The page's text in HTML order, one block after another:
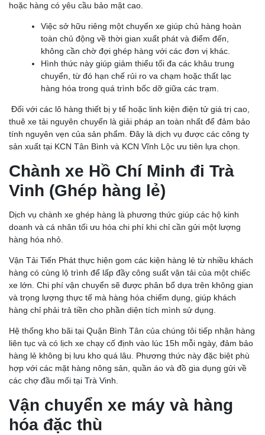
hoặc hàng có yêu cầu bảo mật cao.
Việc sở hữu riêng một chuyến xe giúp chủ hàng hoàn
toàn chủ động về thời gian xuất phát và điểm đến,
không cần chờ đợi ghép hàng với các đơn vị khác.
Hình thức này giúp giảm thiểu tối đa các khâu trung
chuyển, từ đó hạn chế rủi ro va chạm hoặc thất lạc
hàng hóa trong quá trình bốc dỡ giữa các trạm.
Đối với các lô hàng thiết bị y tế hoặc linh kiện điện tử giá trị cao,
thuê xe tải nguyên chuyến là giải pháp an toàn nhất để đảm bảo
tính nguyên vẹn của sản phẩm. Đây là dịch vụ được các công ty
sản xuất tại KCN Tân Bình và KCN Vĩnh Lộc ưu tiên lựa chọn.
Chành xe Hồ Chí Minh đi Trà
Vinh (Ghép hàng lẻ)
Dịch vụ chành xe ghép hàng là phương thức giúp các hộ kinh
doanh và cá nhân tối ưu hóa chi phí khi chỉ cần gửi một lượng
hàng hóa nhỏ.
Vận Tải Tiến Phát thực hiện gom các kiện hàng lẻ từ nhiều khách
hàng có cùng lộ trình để lấp đầy công suất vận tải của một chiếc
xe lớn. Chi phí vận chuyển sẽ được phân bổ dựa trên không gian
và trọng lượng thực tế mà hàng hóa chiếm dụng, giúp khách
hàng chỉ phải trả tiền cho phần diện tích mình sử dụng.
Hệ thống kho bãi tại Quận Bình Tân của chúng tôi tiếp nhận hàng
liên tục và có lịch xe chạy cố định vào lúc 15h mỗi ngày, đảm bảo
hàng lẻ không bị lưu kho quá lâu. Phương thức này đặc biệt phù
hợp với các mặt hàng nông sản, quần áo và đồ gia dụng gửi về
các chợ đầu mối tại Trà Vinh.
Vận chuyển xe máy và hàng
hóa đặc thù